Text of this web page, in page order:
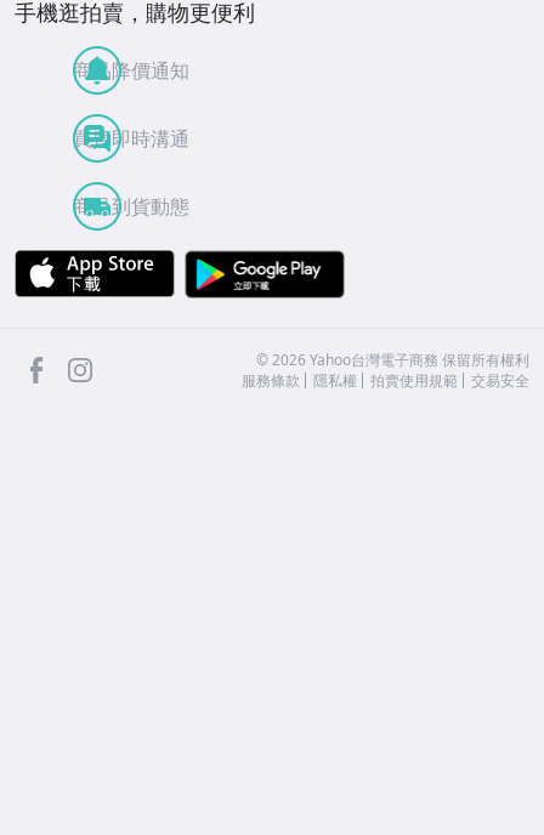
手機逛拍賣，購物更便利
商品降價通知
買賣即時溝通
商品到貨動態
APP Store
facebook ©2026 Yahoo台灣電子商務 保留所有權利
服務條款
隱私權 拍賣使用規範 交易安全